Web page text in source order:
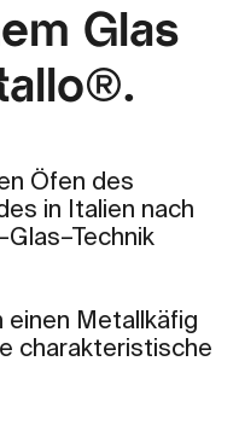
Glas
Öfen des
in Italien nach
einen Metallkäfig
charakteristische